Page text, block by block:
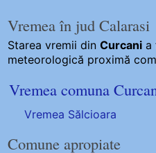
Vremea în jud Calarasi
Starea vremii dinCurcani a
meteorologică proximă
Vremea comuna
Vremea Sălcioara
Comune apropiate